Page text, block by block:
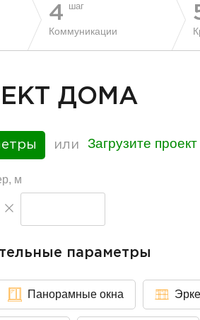
4 шаг
Коммуникации
ДОМА
или Загрузите проект
м
параметры
Панорамные окна